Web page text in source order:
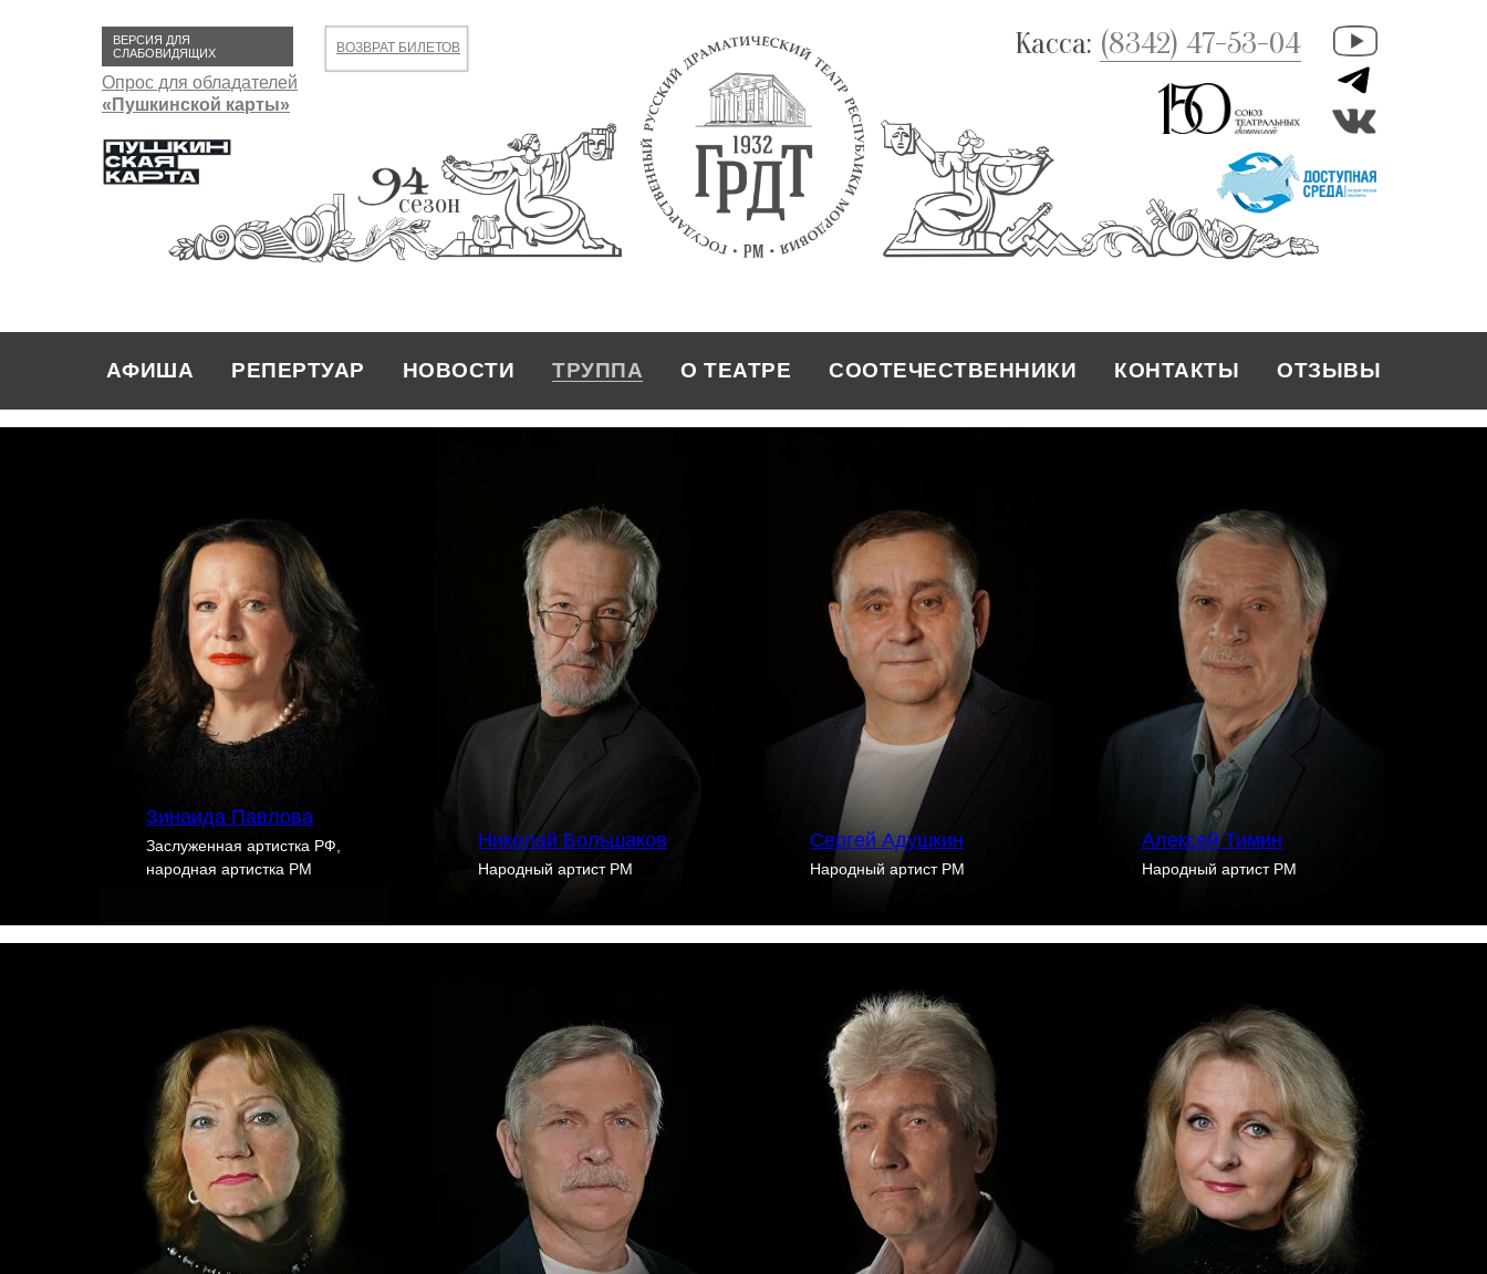
Касса: (8342) 47-53-04
ВЕРСИЯ ДЛЯ
СЛАБОВИДЯЩИХ
Опрос для обладателей
«Пушкинской карты»
ВОЗВРАТ БИЛЕТОВ
сезон
АФИША РЕПЕРТУАР НОВОСТИ ТРУППА О ТЕАТРЕ СООТЕЧЕСТВЕННИКИ КОНТАКТЫ ОТЗЫВЫ
Зинаида Павлова
Заслуженная артистка РФ,
народная артистка РМ
Николай Большаков
Народный артист РМ
Сергей Адушкин
Народный артист РМ
Алексей Тимин
Народный артист РМ